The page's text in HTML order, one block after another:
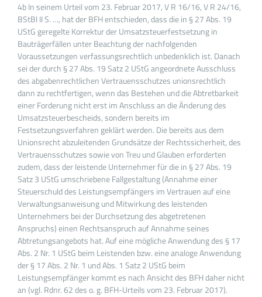
4b In seinem Urteil vom 23. Februar 2017, V R 16/16, V R 24/16,
BStBl II S. …, hat der BFH entschieden, dass die in § 27 Abs. 19
UStG geregelte Korrektur der Umsatzsteuerfestsetzung in
Bauträgerfällen unter Beachtung der nachfolgenden
Voraussetzungen verfassungsrechtlich unbedenklich ist. Danach
sei der durch § 27 Abs. 19 Satz 2 UStG angeordnete Ausschluss
des abgabenrechtlichen Vertrauensschutzes unionsrechtlich
dann zu rechtfertigen, wenn das Bestehen und die Abtretbarkeit
einer Forderung nicht erst im Anschluss an die Änderung des
Umsatzsteuerbescheids, sondern bereits im
Festsetzungsverfahren geklärt werden. Die bereits aus dem
Unionsrecht abzuleitenden Grundsätze der Rechtssicherheit, des
Vertrauensschutzes sowie von Treu und Glauben erforderten
zudem, dass der leistende Unternehmer für die in § 27 Abs. 19
Satz 3 UStG umschriebene Fallgestaltung (Annahme einer
Steuerschuld des Leistungsempfängers im Vertrauen auf eine
Verwaltungsanweisung und Mitwirkung des leistenden
Unternehmers bei der Durchsetzung des abgetretenen
Anspruchs) einen Rechtsanspruch auf Annahme seines
Abtretungsangebots hat. Auf eine mögliche Anwendung des § 17
Abs. 2 Nr. 1 UStG beim Leistenden bzw. eine analoge Anwendung
der § 17 Abs. 2 Nr. 1 und Abs. 1 Satz 2 UStG beim
Leistungsempfänger kommt es nach Ansicht des BFH daher nicht
an (vgl. Rdnr. 62 des o. g. BFH-Urteils vom 23. Februar 2017).